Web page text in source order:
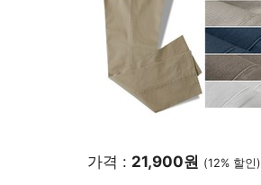
가격 : 21,900원 (12% 할인)